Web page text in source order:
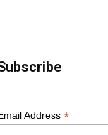
Address *